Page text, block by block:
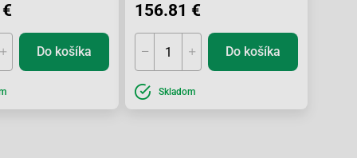
Do košíka
156.81 €
Do košíka
Skladom